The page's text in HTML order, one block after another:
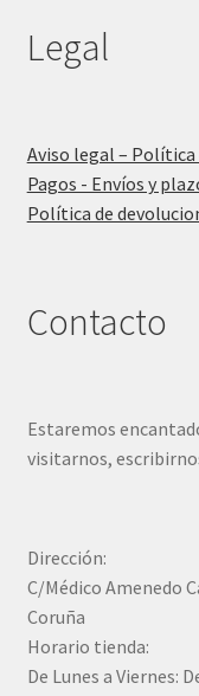
Legal
Aviso legal – Política
Pagos - Envíos y
Política de
Contacto
Estaremos
visitarnos,
Dirección:
C/Médico Amenedo
Coruña
Horario tienda:
De Lunes a Viernes: